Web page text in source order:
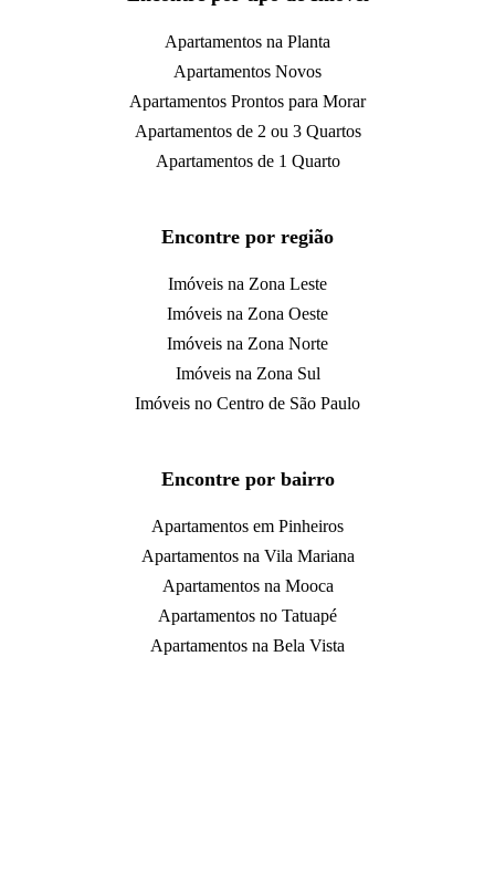
Apartamentos na Planta
Apartamentos Novos
Apartamentos Prontos para Morar
Apartamentos de 2 ou 3 Quartos
Apartamentos de 1 Quarto
Encontre por região
Imóveis na Zona Leste
Imóveis na Zona Oeste
Imóveis na Zona Norte
Imóveis na Zona Sul
Imóveis no Centro de São Paulo
Encontre por bairro
Apartamentos em Pinheiros
Apartamentos na Vila Mariana
Apartamentos na Mooca
Apartamentos no Tatuapé
Apartamentos na Bela Vista